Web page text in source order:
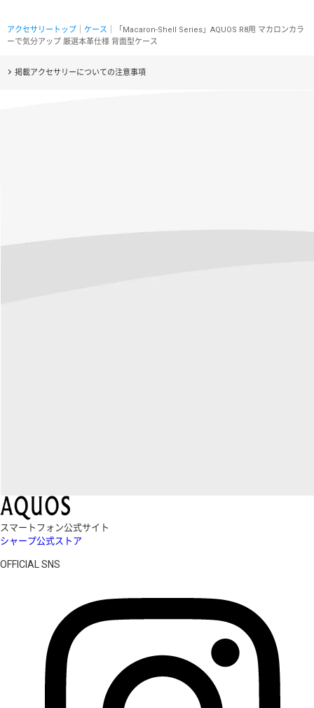
アクセサリートップ ケース ｜「Macaron-Shell Series」AQUOS R8用 マカロンカラ
ーで気分アップ 厳選本革仕様 背面型ケース
掲載アクセサリーについての注意事項
スマートフォン公式サイト
シャープ公式ストア
OFFICIAL SNS